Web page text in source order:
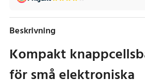
Beskrivning
Kompakt
för små elektroniska